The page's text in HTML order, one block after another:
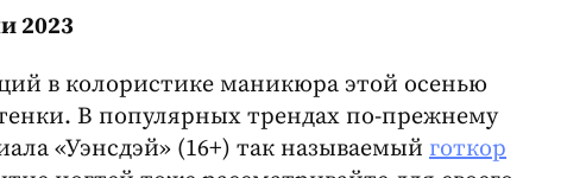
2023
в колористике маникюра этой осенью
В популярных трендах по-прежнему
«Уэнсдэй» (16+) так называемый готкор